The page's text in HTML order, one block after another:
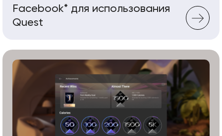
Facebook* для использования
Quest